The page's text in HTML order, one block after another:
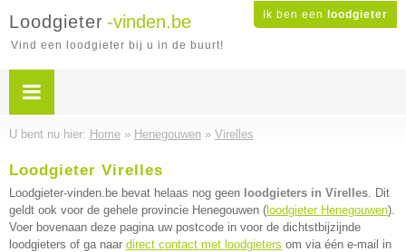
Ik ben een loodgieter
Loodgieter -vinden.be
Vind een loodgieter bij u in de buurt!
U bent nu hier: Home » Henegouwen » Virelles
Loodgieter Virelles
Loodgieter-vinden.be bevat helaas nog geen loodgieters in Virelles. Dit
geldt ook voor de gehele provincie Henegouwen ( loodgieter Henegouwen).
Voer bovenaan deze pagina uw postcode in voor de dichtstbijzijnde
loodgieters of ga naar direct contact met loodgieters om via één e-mail in